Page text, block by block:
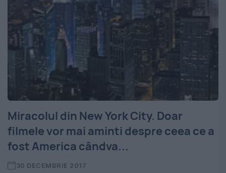
Miracolul din New York City. Doar
filmele vor mai aminti despre ceea ce a
fost America cândva...
30 DECEMBRIE 2017